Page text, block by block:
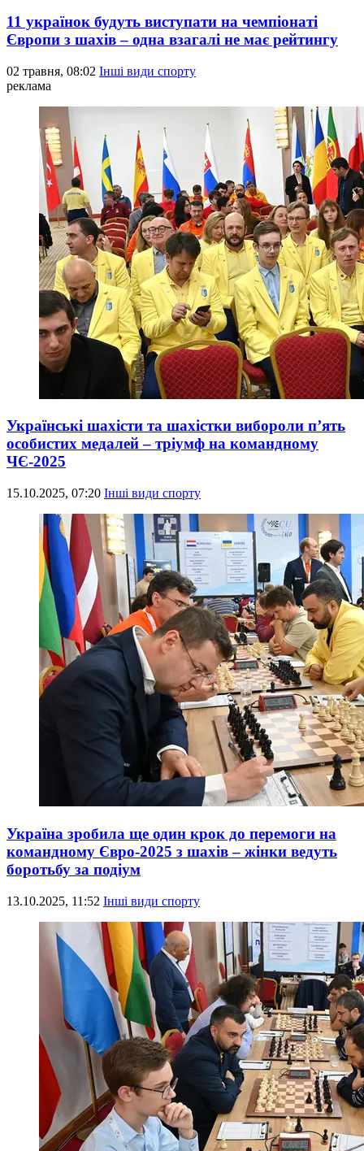
11 українок будуть виступати на чемпіонаті
Європи з шахів – одна взагалі не має рейтингу
02 травня, 08:02 Інші види спорту
реклама
Українські шахісти та шахістки вибороли п’ять
особистих медалей – тріумф на командному
ЧЄ-2025
15.10.2025, 07:20 Інші види спорту
Україна зробила ще один крок до перемоги на
командному Євро-2025 з шахів – жінки ведуть
боротьбу за подіум
13.10.2025, 11:52 Інші види спорту